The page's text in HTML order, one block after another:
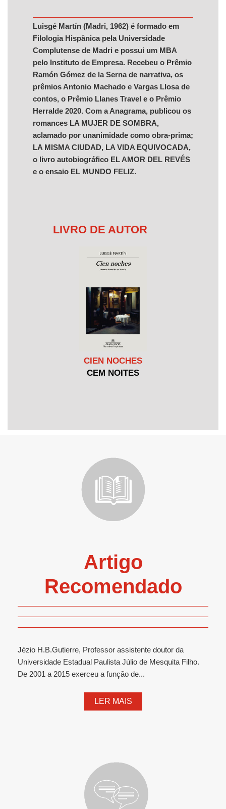
Luisgé Martín (Madri, 1962) é formado em
Filologia Hispânica pela Universidade
Complutense de Madri e possui um MBA
pelo Instituto de Empresa. Recebeu o Prêmio
Ramón Gómez de la Serna de narrativa, os
prêmios Antonio Machado e Vargas Llosa de
contos, o Prêmio Llanes Travel e o Prêmio
Herralde 2020. Com a Anagrama, publicou os
romances LA MUJER DE SOMBRA,
aclamado por unanimidade como obra-prima;
LA MISMA CIUDAD, LA VIDA EQUIVOCADA,
o livro autobiográfico EL AMOR DEL REVÉS
e o ensaio EL MUNDO FELIZ.
LIVRO DE AUTOR
CIEN NOCHES
CEM NOITES
Artigo
Recomendado
Jézio H.B.Gutierre, Professor assistente doutor da
Universidade Estadual Paulista Júlio de Mesquita Filho.
De 2001 a 2015 exerceu a função de...
LER MAIS